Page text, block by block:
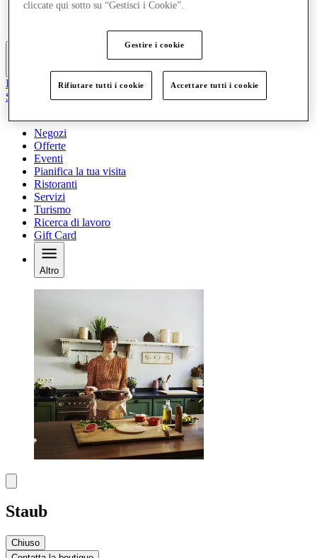
Ricerca di lavoro
Il Club
Salvata
Negozi
Offerte
Eventi
Pianifica la tua visita
Ristoranti
Servizi
Turismo
Ricerca di lavoro
Gift Card
Altro
Staub
Chiuso
cliccate qui sotto su “Gestisci i Cookie”.
Gestire i cookie
Rifiutare tutti i cookie Accettare tutti i cookie